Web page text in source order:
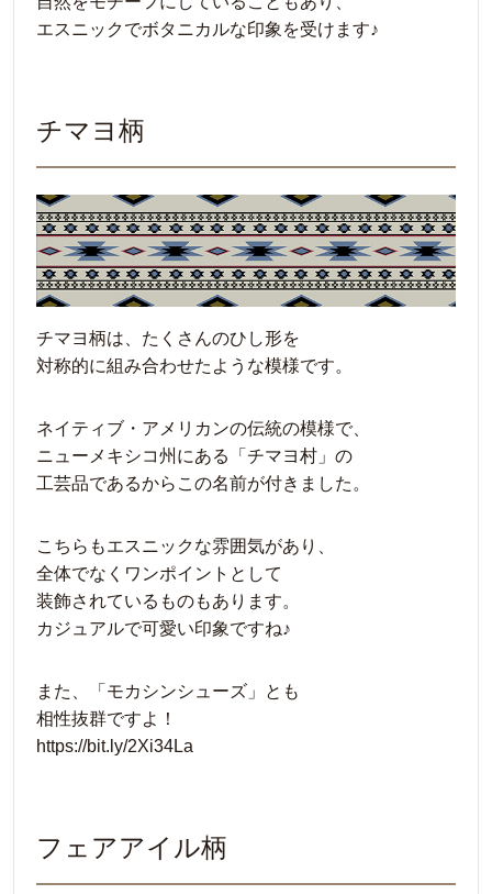
エスニックでボタニカルな印象を受けます♪
チマヨ柄
チマヨ柄は、たくさんのひし形を
対称的に組み合わせたような模様です。
ネイティブ・アメリカンの伝統の模様で、
ニューメキシコ州にある「チマヨ村」の
工芸品であるからこの名前が付きました。
こちらもエスニックな雰囲気があり、
全体でなくワンポイントとして
装飾されているものもあります。
カジュアルで可愛い印象ですね♪
また、「モカシンシューズ」とも
相性抜群ですよ！
https://bit.ly/2Xi34La
フェアアイル柄